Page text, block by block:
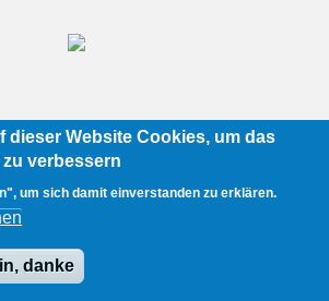
Ardbeg
dieser Website Cookies, um das
verbessern
um sich damit einverstanden zu erklären.
danke